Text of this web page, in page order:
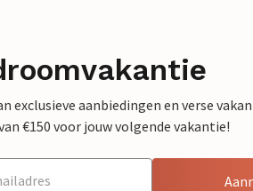
exclusieve aanbiedingen en verse
€150 voor jouw volgende vakantie!